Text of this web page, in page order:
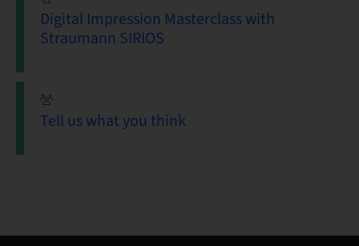
Digital Impression Masterclass with
Straumann SIRIOS
Tell us what you think